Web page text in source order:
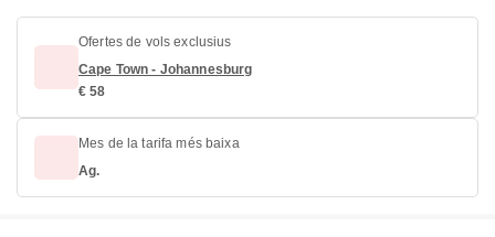
Ofertes de vols exclusius
Cape Town - Johannesburg
€ 58
Mes de la tarifa més baixa
Ag.